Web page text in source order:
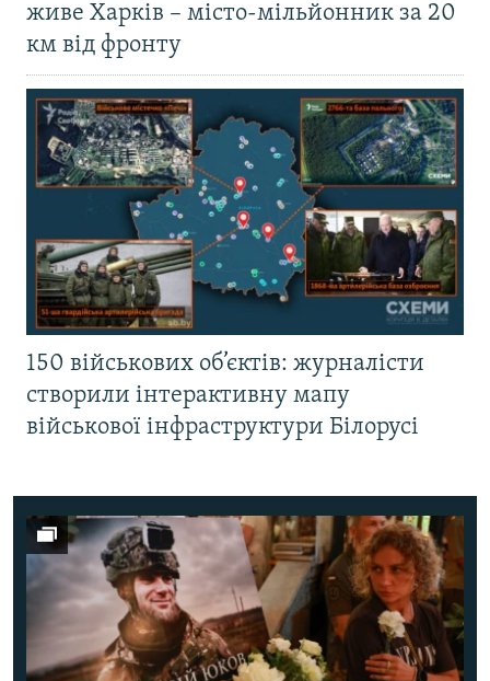
живе Харків – місто-мільйонник за 20
км від фронту
150 військових об’єктів: журналісти
створили інтерактивну мапу
військової інфраструктури Білорусі